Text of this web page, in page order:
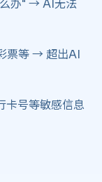
办" → AI无法
票等 → 超出AI
卡号等敏感信息